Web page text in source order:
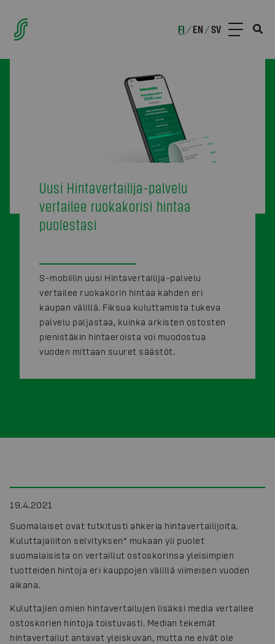
FI /EN /SV
Uusi Hintavertailija-palvelu
vertailee ruokakorisi hintaa
puolestasi
S-mobiilin uusi Hintavertailija-palvelu
vertailee ruokakorin hintaa kahden eri
kaupan välillä. Fiksua kuluttamista tukeva
palvelu paljastaa, kuinka arkisten ostosten
pienistäkin hintaeroista voi muodostua
vuoden mittaan suuret säästöt.
19.4.2021
Suomalaiset ovat tutkitusti ahkeria hintavertailijoita.
Kuluttajaliiton selvityksen* mukaan yli puolet
suomalaisista on vertaillut ostoskorinsa yleisimpien
tuotteiden hintoja eri kauppojen välillä viimeisen vuoden
aikana.
Kuluttajien omien hintavertailujen lisäksi media vertailee
ostoskorien hintoja toistuvasti. Median tekemät
hintavertailut antavat yleiskuvan, mutta ne eivät ole